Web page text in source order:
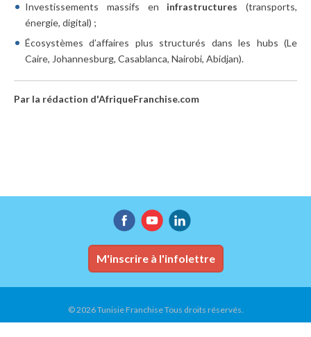
Investissements massifs en infrastructures (transports,
énergie, digital) ;
Écosystèmes d’affaires plus structurés dans les hubs (Le
Caire, Johannesburg, Casablanca, Nairobi, Abidjan).
Par la rédaction d'AfriqueFranchise.com
M'inscrire à l'infolettre
© 2026 Tunisie Franchise Tous droits réservés.